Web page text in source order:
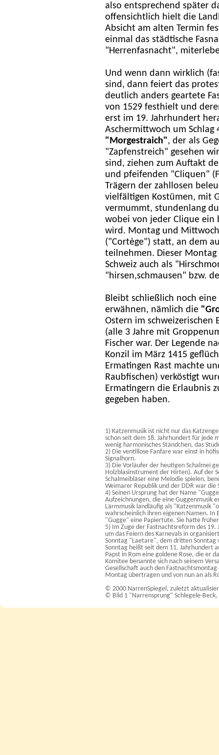
also entsprechend später
offensichtlich hielt die
Absicht am alten Termin
einmal das städtische
"Herrenfasnacht",
Und wenn dann wirklich
sind, dann feiert das
deutlich anders geartete
von 1529 festhielt und
erst im 19. Jahrhundert
Aschermittwoch um
"Morgestraich", der als
"Zapfenstreich" gesehen
sind, ziehen zum Auftakt
und pfeifenden "Cliquen"
Trägern der zahllosen
vielfältigen Kostümen, mit
vermummt, stundenlang
wobei von jeder Clique ein
wird. Montag und
("Cortège") statt, an dem
teilnehmen. Dieser
Schweiz auch als
"hirsen,schmausen" bzw.
Bleibt schließlich noch
erwähnen, nämlich die "
Ostern im schweizerischen
(alle 3 Jahre mit
Fischer war. Der Legende
Konzil im März 1415
Ermatingen Rast machte
Raubfischen) verköstigt
Ermatingern die Erlaubnis
gegeben haben.
1) Katzenmusik ist nicht nur das
schon seit dem 18. Jahrhundert für jede
wenig harmonisches Ständchen, das
2) Die ventillose Fanfare war einst in
Signalhorn.
3) Die Vorläufer der heutigen Schalmei
Holzblasinstrument der Hirten). Auf der
Schalmeibläser eine Melodie spielen,
Weimarer Republik und der DDR war
4) Seinen Ursprung hat der Name
Aufzeichnungen, die eine Guggenmusik
Lärmmusik landläufig als "Katzenmusik
wahrscheinlich ihren eigenen Namen. In
"Gugge" eine Papiertüte. Sie hatte
5) Im Zuge der Fastnachtsreform des
um das Feiern des Karnevals in
Sonntag "Laetare", dem dritten Sonntag
Sonntag heißt seit dem 11. Jahrhundert
Papst in Rom eine goldene Rose, die er
Komitee benannte sich nach seinem
Gesellschaft auch den
Montag übertragen und von nun an als
© 2000 NarrenSpiegel, zuletzt
© Bild 1 "Narrensprung" Schlegele-